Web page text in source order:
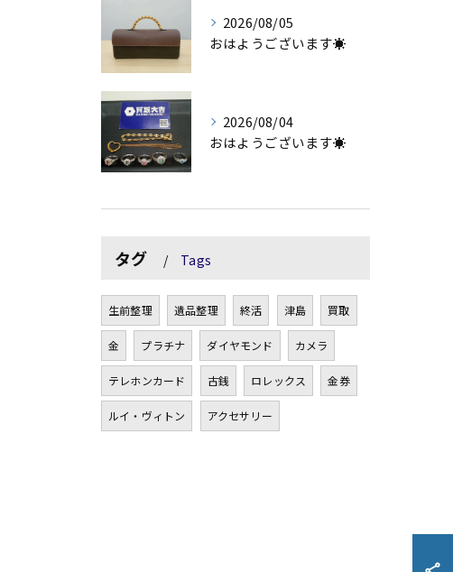
2026/08/05
おはようございます☀
2026/08/04
おはようございます☀
タグ Tags
生前整理 遺品整理 終活 津島 買取
金 プラチナ ダイヤモンド カメラ
テレホンカード 古銭 ロレックス 金券
ルイ・ヴィトン アクセサリー